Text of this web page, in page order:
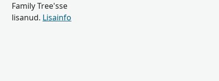
Family Tree'sse
lisanud. Lisainfo